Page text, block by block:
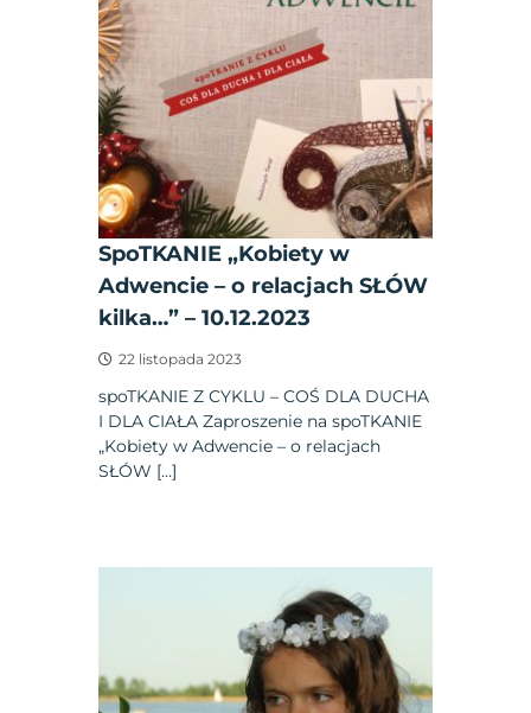
SpoTKANIE „Kobiety w
Adwencie – o relacjach SŁÓW
kilka…” – 10.12.2023
22 listopada 2023
spoTKANIE Z CYKLU – COŚ DLA DUCHA
I DLA CIAŁA Zaproszenie na spoTKANIE
„Kobiety w Adwencie – o relacjach
SŁÓW […]